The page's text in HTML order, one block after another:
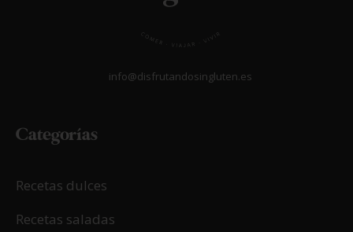
info@disfrutandosingluten.es
Categorías
Recetas dulces
Recetas saladas